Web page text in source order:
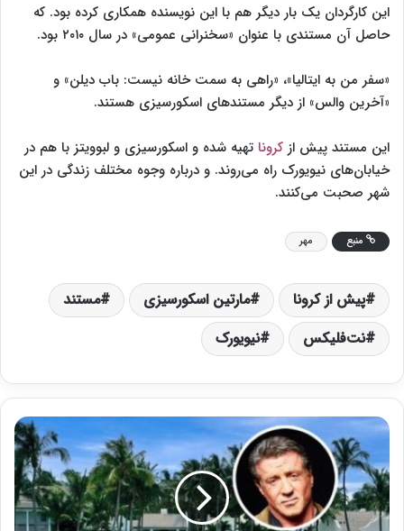
این کارگردان یک بار دیگر هم با این نویسنده همکاری کرده بود. که
حاصل آن مستندی با عنوان «سخنرانی عمومی» در سال ۲۰۱۰ بود.
«سفر من به ایتالیا»، «راهی به سمت خانه نیست: باب دیلن» و
«آخرین والس» از دیگر مستندهای اسکورسیزی هستند.
این مستند پیش از کرونا تهیه شده و اسکورسیزی و لبوویتز با هم در
خیابان‌های نیویورک راه می‌روند. و درباره وجوه مختلف زندگی در این
شهر صحبت می‌کنند.
منبع مهر
پیش از کرونا مارتین اسکورسیزی
مستند
نت‌فلیکس
نیویورک
و
خ
ر
ج
ی